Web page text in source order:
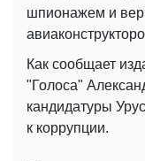
шпионажем и
Как сообщает
"Голоса"
кандидатуры
к коррупции.